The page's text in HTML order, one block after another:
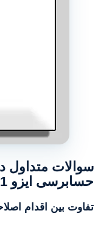
سوالات متداول
حسابرسی ایزو 9001
تفاوت بین اقدام